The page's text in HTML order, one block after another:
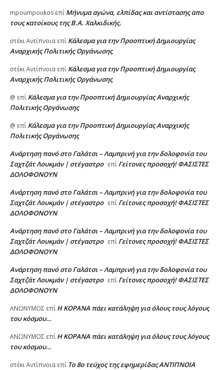
mpoumpoukos επί Μήνυμα αγώνα, ελπίδας και αντίστασης απο
τους κατοίκους της Β.Α. Χαλκιδικής.
στέκι Αντίπνοια επί Κάλεσμα για την Προοπτική Δημιουργίας
Αναρχικής Πολιτικής Οργάνωσης
στέκι Αντίπνοια επί Κάλεσμα για την Προοπτική Δημιουργίας
Αναρχικής Πολιτικής Οργάνωσης
@ επί Κάλεσμα για την Προοπτική Δημιουργίας Αναρχικής
Πολιτικής Οργάνωσης
@ επί Κάλεσμα για την Προοπτική Δημιουργίας Αναρχικής
Πολιτικής Οργάνωσης
Ανάρτηση πανό στο Γαλάτσι – Λαμπρινή για την δολοφονία του
Σαχτζάτ Λουκμάν | στέγαστρο επί Γείτονες προσοχή! ΦΑΣΙΣΤΕΣ
ΔΟΛΟΦΟΝΟΥΝ
Ανάρτηση πανό στο Γαλάτσι – Λαμπρινή για την δολοφονία του
Σαχτζάτ Λουκμάν | στέγαστρο επί Γείτονες προσοχή! ΦΑΣΙΣΤΕΣ
ΔΟΛΟΦΟΝΟΥΝ
Ανάρτηση πανό στο Γαλάτσι – Λαμπρινή για την δολοφονία του
Σαχτζάτ Λουκμάν | στέγαστρο επί Γείτονες προσοχή! ΦΑΣΙΣΤΕΣ
ΔΟΛΟΦΟΝΟΥΝ
Ανάρτηση πανό στο Γαλάτσι – Λαμπρινή για την δολοφονία του
Σαχτζάτ Λουκμάν | στέγαστρο επί Γείτονες προσοχή! ΦΑΣΙΣΤΕΣ
ΔΟΛΟΦΟΝΟΥΝ
AΝΩΝΥΜΟΣ επί Η KOPANA πάει κατάληψη για όλους τους λόγους
του κόσμου…
AΝΩΝΥΜΟΣ επί Η KOPANA πάει κατάληψη για όλους τους λόγους
του κόσμου…
στέκι Αντίπνοια επί Το 8ο τεύχος της εφημερίδας ΑΝΤΙΠΝΟΙΑ